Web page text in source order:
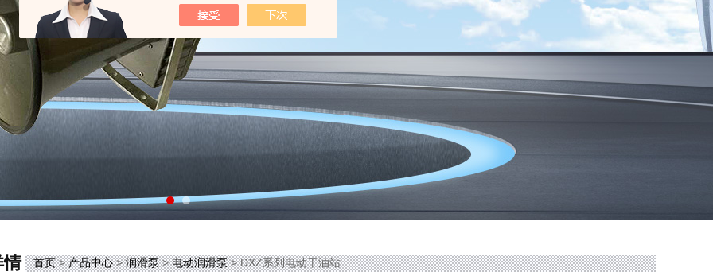
情 首页>产品中心>润滑泵>电动润滑泵> DXZ系列电动干油站